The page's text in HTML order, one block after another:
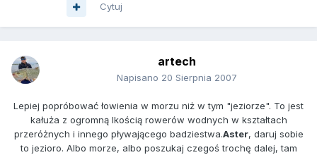
Cytuj
artech
Napisano 20 Sierpnia 2007
Lepiej popróbować łowienia w morzu niż w tym "jeziorze". To jest
kałuża z ogromną lkością rowerów wodnych w kształtach
przeróżnych i innego pływającego badziestwa.Aster, daruj sobie
to jezioro. Albo morze, albo poszukaj czegoś trochę dalej, tam